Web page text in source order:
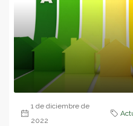
1 de diciembre de
2022